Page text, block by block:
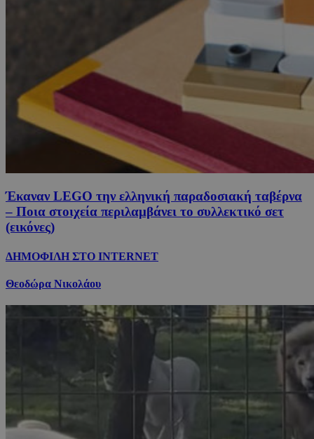
Έκαναν LEGO την ελληνική παραδοσιακή ταβέρνα
– Ποια στοιχεία περιλαμβάνει το συλλεκτικό σετ
(εικόνες)
ΔΗΜΟΦΙΛΗ ΣΤΟ INTERNET
Θεοδώρα Νικολάου